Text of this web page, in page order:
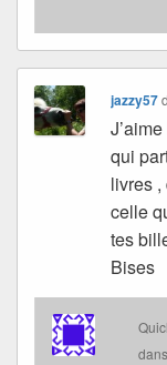
jazzy57
qui
livres
celle
tes
Bises